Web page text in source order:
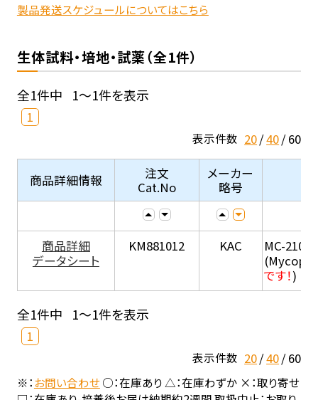
製品発送スケジュールについてはこちら
生体試料・培地・試薬（全1件）
全1件中 1～1件を表示
1
表示件数 20 40 60
商品詳細情報
注文
Cat.No
メーカー
略号
商品詳細
データシート
KM881012 KAC
MC-210 (
です！)
全1件中 1～1件を表示
1
表示件数 20 40 60
※：お問い合わせ○：在庫あり △：在庫わずか ×：取り寄せ